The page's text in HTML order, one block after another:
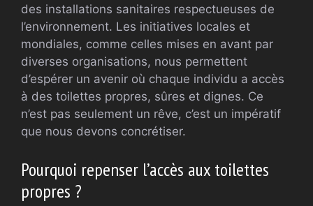
des installations sanitaires respectueuses de
l’environnement. Les initiatives locales et
mondiales, comme celles mises en avant par
diverses organisations, nous permettent
d’espérer un avenir où chaque individu a accès
à des toilettes propres, sûres et dignes. Ce
n’est pas seulement un rêve, c’est un impératif
que nous devons concrétiser.
Pourquoi repenser l’accès aux toilettes
propres ?